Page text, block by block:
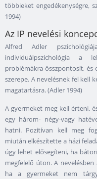
többieket engedékenységre,
1994)
Az IP nevelési
Alfred Adler
individuálpszichológia a
problémákra összpontosít,
szerepe. A nevelésnek fel kell
magatartásra. (Adler 1994)
A gyermeket meg kell érteni,
egy három- négy-vagy
hatni. Pozitívan kell meg
miután elkészítette a házi
úgy lehet elősegíteni, ha
megfelelő úton. A
ha a gyermeket nem